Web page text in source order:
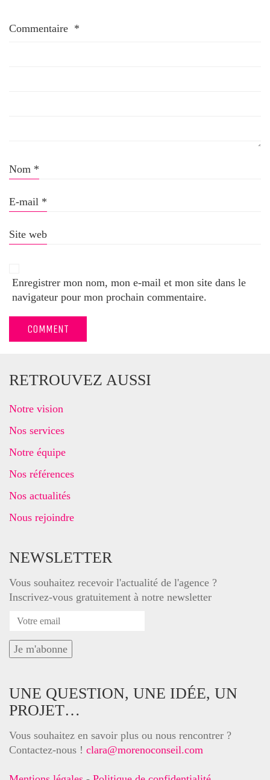
Commentaire *
Nom *
E-mail *
Site web
Enregistrer mon nom, mon e-mail et mon site dans le
navigateur pour mon prochain commentaire.
RETROUVEZ AUSSI
Notre vision
Nos services
Notre équipe
Nos références
Nos actualités
Nous rejoindre
NEWSLETTER
Vous souhaitez recevoir l'actualité de l'agence ?
Inscrivez-vous gratuitement à notre newsletter
UNE QUESTION, UNE IDÉE, UN
PROJET…
Vous souhaitez en savoir plus ou nous rencontrer ?
Contactez-nous ! clara@morenoconseil.com